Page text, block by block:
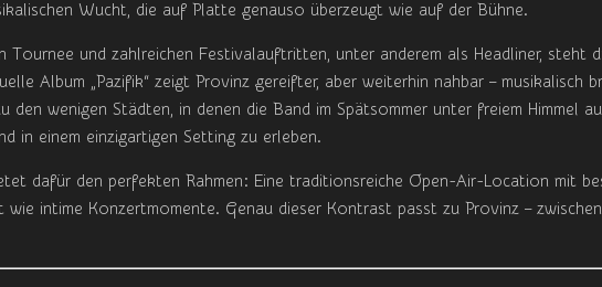
Wucht, die auf Platte genauso überzeugt wie auf der Bühne.
Tournee und zahlreichen Festivalauftritten, unter anderem als Headliner, steht
Album „Pazifik“ zeigt Provinz gereifter, aber weiterhin nahbar – musikalisch
den wenigen Städten, in denen die Band im Spätsommer unter freiem Himmel
in einem einzigartigen Setting zu erleben.
dafür den perfekten Rahmen: Eine traditionsreiche Open-Air-Location mit
intime Konzertmomente. Genau dieser Kontrast passt zu Provinz –